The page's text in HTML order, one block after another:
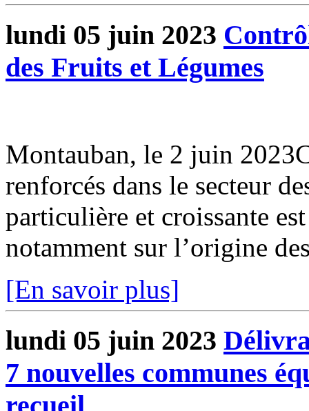
lundi 05 juin 2023
des Fruits et Légumes
Montauban, le 2 juin
renforcés dans le secteur
particulière et croissante
notamment sur l’origine
[En savoir plus]
lundi 05 juin 2023
7 nouvelles communes